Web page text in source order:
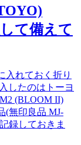
て備えて
入れておく折り
したのはトーヨ
(BLOOM II)
(無印良品 MJ-
録しておきま